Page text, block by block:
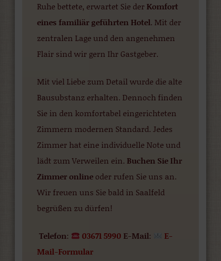
Ruhe bettete, erwartet Sie der Komfort
eines familiär geführten Hotel. Mit der
zentralen Lage und den angenehmen
Flair sind wir gern Ihr Gastgeber.
Mit viel Liebe zum Detail wurde die alte
Bausubstanz erhalten. Dennoch finden
Sie in den komfortabel eingerichteten
Zimmern modernen Standard. Jedes
Zimmer hat eine individuelle Note und
lädt zum Verweilen ein. Buchen Sie Ihr
Zimmer online oder rufen Sie uns an.
Wir freuen uns Sie bald in Saalfeld
begrüßen zu dürfen!
Telefon: 03671 5990 E-Mail:
E-
Mail-Formular